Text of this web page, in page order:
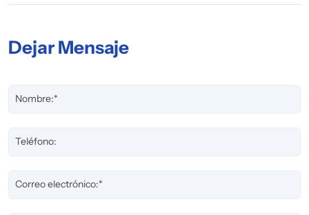
ventajas y funciones del dispositivo de depilación
Dejar Mensaje
Nombre:*
Teléfono:
Correo electrónico:*